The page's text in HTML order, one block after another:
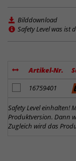
Bilddownload
Safety Level was ist
Artikel-Nr.
Artikel zum Merkzettel
16759401
Safety Level einhalten!
Produktversion. Dann
Zugleich wird das